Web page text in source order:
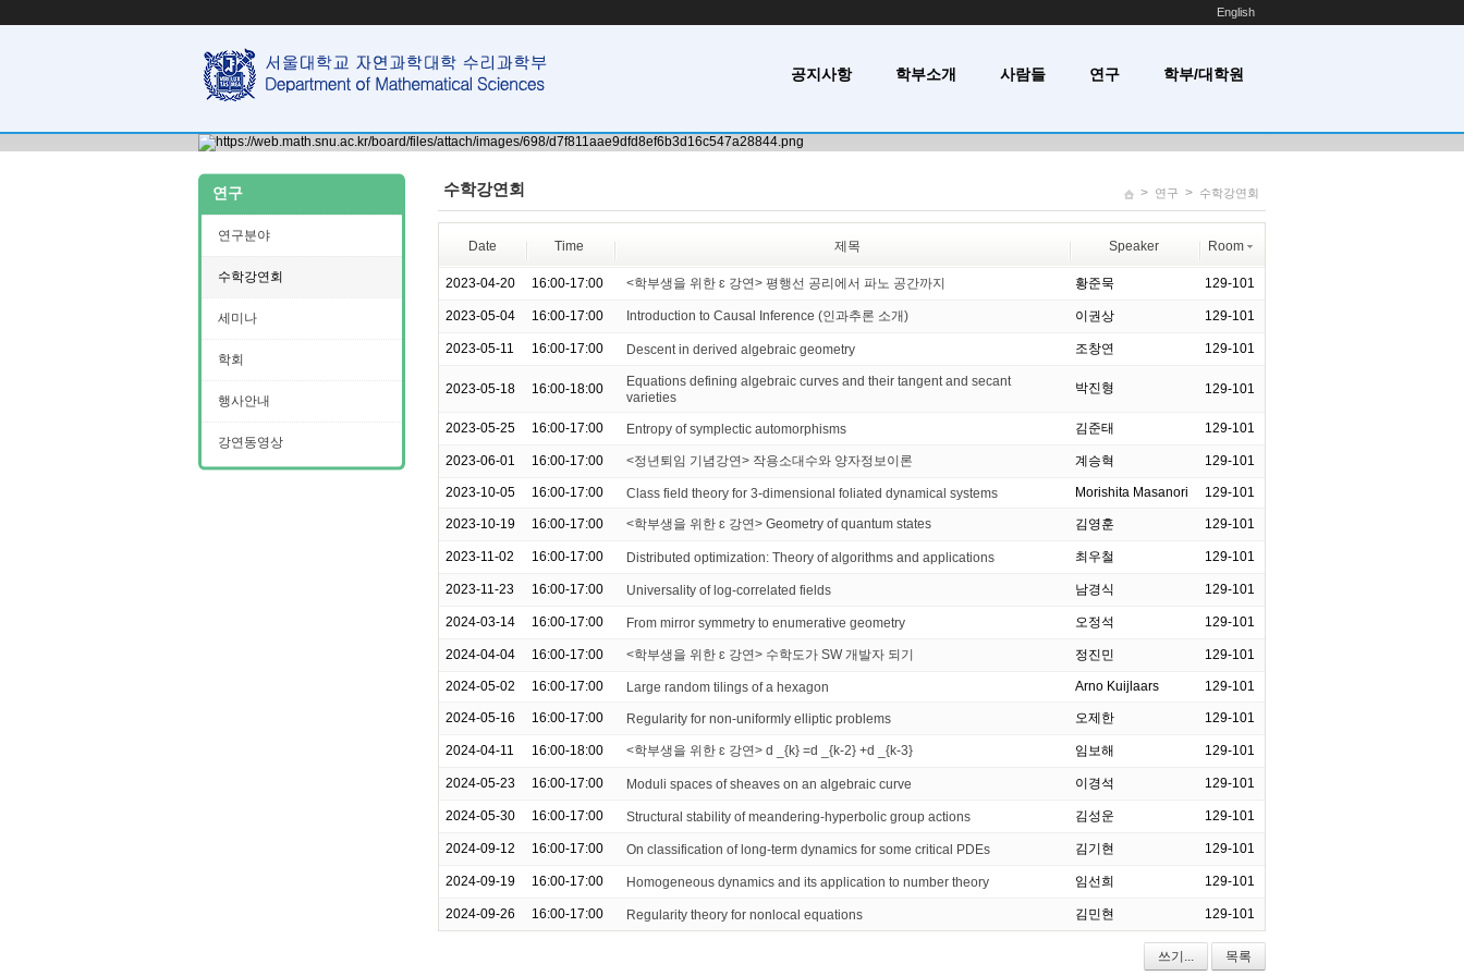
English
공지사항 학부소개 사람들 연구 학부/대학원
수학강연회 > 연구 > 수학강연회
Date Time 제목 Speaker Room
2023-04-20 16:00-17:00 <학부생을 위한 ɛ 강연> 평행선 공리에서 파노 공간까지 황준묵 129-101
2023-05-04 16:00-17:00 Introduction to Causal Inference (인과추론 소개) 이권상 129-101
2023-05-11 16:00-17:00 Descent in derived algebraic geometry 조창연 129-101
2023-05-18 16:00-18:00
Equations defining algebraic curves and their tangent and secant
varieties
박진형 129-101
2023-05-25 16:00-17:00 Entropy of symplectic automorphisms 김준태 129-101
2023-06-01 16:00-17:00 <정년퇴임 기념강연> 작용소대수와 양자정보이론 계승혁 129-101
2023-10-05 16:00-17:00 Class field theory for 3-dimensional foliated dynamical systems Morishita Masanori 129-101
2023-10-19 16:00-17:00 <학부생을 위한 ɛ 강연> Geometry of quantum states 김영훈 129-101
2023-11-02 16:00-17:00 Distributed optimization: Theory of algorithms and applications 최우철 129-101
2023-11-23 16:00-17:00 Universality of log-correlated fields 남경식 129-101
2024-03-14 16:00-17:00 From mirror symmetry to enumerative geometry 오정석 129-101
2024-04-04 16:00-17:00 <학부생을 위한 ɛ 강연> 수학도가 SW 개발자 되기 정진민 129-101
2024-05-02 16:00-17:00 Large random tilings of a hexagon Arno Kuijlaars 129-101
2024-05-16 16:00-17:00 Regularity for non-uniformly elliptic problems 오제한 129-101
2024-04-11 16:00-18:00 <학부생을 위한 ɛ 강연> d _{k} =d _{k-2} +d _{k-3} 임보해 129-101
2024-05-23 16:00-17:00 Moduli spaces of sheaves on an algebraic curve 이경석 129-101
2024-05-30 16:00-17:00 Structural stability of meandering-hyperbolic group actions 김성운 129-101
2024-09-12 16:00-17:00 On classification of long-term dynamics for some critical PDEs 김기현 129-101
2024-09-19 16:00-17:00 Homogeneous dynamics and its application to number theory 임선희 129-101
2024-09-26 16:00-17:00 Regularity theory for nonlocal equations 김민현 129-101
쓰기... 목록
연구
연구분야
수학강연회
세미나
학회
행사안내
강연동영상